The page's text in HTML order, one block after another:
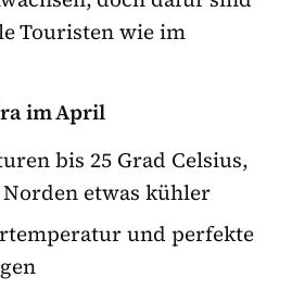
Touristen wie im
im April
bis 25 Grad Celsius,
etwas kühler
und perfekte